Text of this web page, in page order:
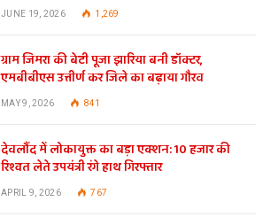
JUNE 19, 2026 1,269
ग्राम जिमरा की बेटी पूजा झारिया बनी डॉक्टर,
एमबीबीएस उत्तीर्ण कर जिले का बढ़ाया गौरव
MAY 9, 2026 841
देवलौंद में लोकायुक्त का बड़ा एक्शन: 10 हजार की
रिश्वत लेते उपयंत्री रंगे हाथ गिरफ्तार
APRIL 9, 2026 767